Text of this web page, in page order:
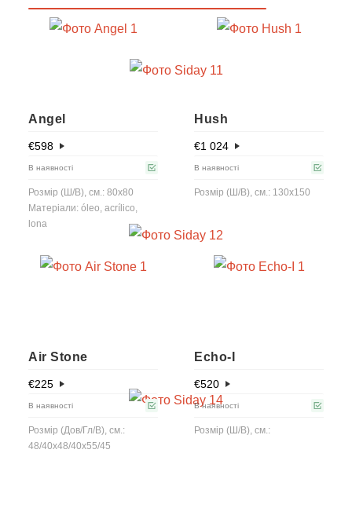
Angel
€598
В наявності
Розмір (Ш/В), см.: 80x80
Матеріали: óleo, acrílico,
lona
Hush
€1 024
В наявності
Розмір (Ш/В), см.: 130x150
Air Stone
€225
В наявності
Розмір (Дов/Гл/В), см.:
48/40x48/40x55/45
Echo-I
€520
В наявності
Розмір (Ш/В), см.: